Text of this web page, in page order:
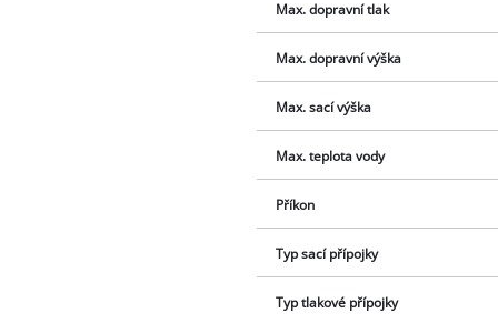
Max. dopravní tlak
Max. dopravní výška
Max. sací výška
Max. teplota vody
Příkon
Typ sací přípojky
Typ tlakové přípojky